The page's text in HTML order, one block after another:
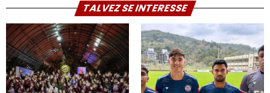
TALVEZ SE INTERESSE